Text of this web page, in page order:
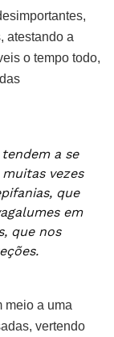
atestando a
o tempo todo,
a se
vezes
que
em
que nos
meio a uma
vertendo